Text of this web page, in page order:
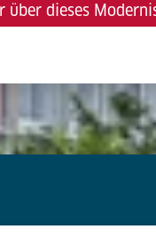
über dieses